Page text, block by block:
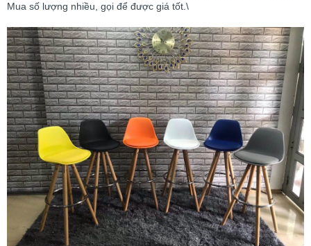
Mua số lượng nhiều, gọi để được giá tốt.\